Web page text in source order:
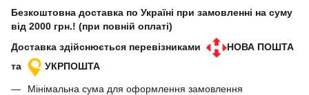
Безкоштовна доставка по Україні при замовленні на суму
від 2000 грн.! (при повній оплаті)
Доставка здійснюється перевізниками
НОВА ПОШТА
та
УКРПОШТА
Мінімальна сума для оформлення замовлення